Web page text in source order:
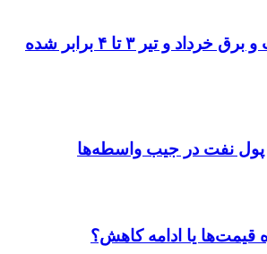
*چرا قبض آب و برق خرداد و تیر ۳ تا ۴ برابر شده
پول نفت در جیب واسطه‌ها
قیمت‌ها یا ادامه کاهش؟